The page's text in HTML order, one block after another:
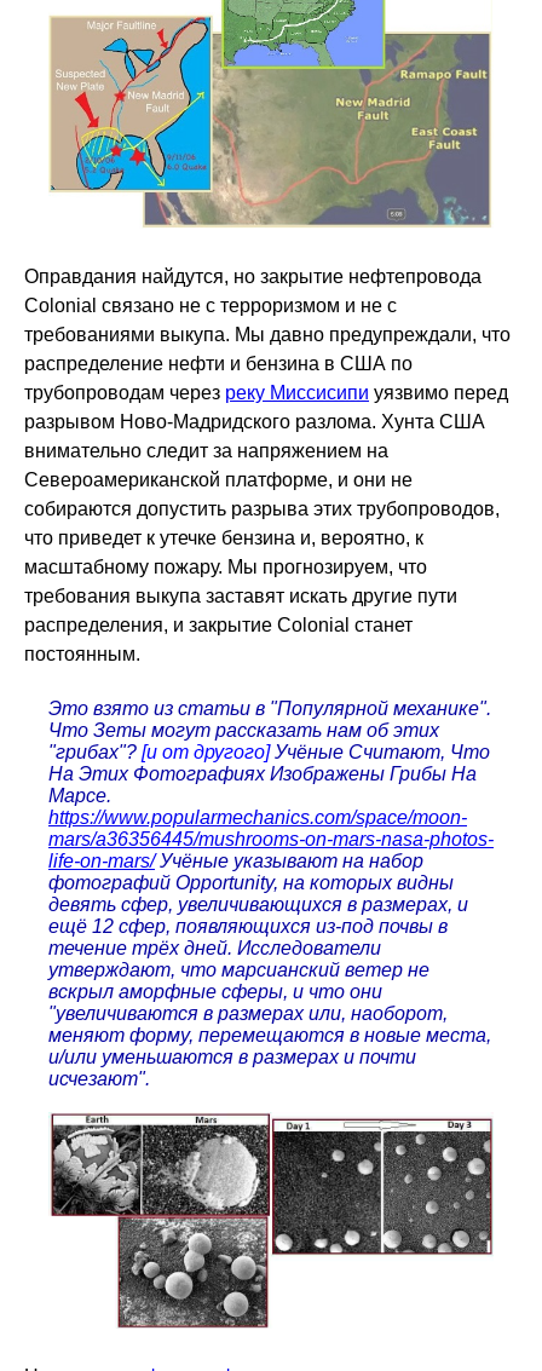
Оправдания найдутся, но закрытие нефтепровода
Colonial связано не с терроризмом и не с
требованиями выкупа. Мы давно предупреждали, что
распределение нефти и бензина в США по
трубопроводам через реку Миссисипи уязвимо перед
разрывом Ново-Мадридского разлома. Хунта США
внимательно следит за напряжением на
Североамериканской платформе, и они не
собираются допустить разрыва этих трубопроводов,
что приведет к утечке бензина и, вероятно, к
масштабному пожару. Мы прогнозируем, что
требования выкупа заставят искать другие пути
распределения, и закрытие Colonial станет
постоянным.
Это взято из статьи в "Популярной механике".
Что Зеты могут рассказать нам об этих
"грибах"? [и от другого] Учёные Считают, Что
На Этих Фотографиях Изображены Грибы На
Марсе.
https://www.popularmechanics.com/space/moon-
mars/a36356445/mushrooms-on-mars-nasa-photos-
life-on-mars/Учёные указывают на набор
фотографий Opportunity, на которых видны
девять сфер, увеличивающихся в размерах, и
ещё 12 сфер, появляющихся из-под почвы в
течение трёх дней. Исследователи
утверждают, что марсианский ветер не
вскрыл аморфные сферы, и что они
"увеличиваются в размерах или, наоборот,
меняют форму, перемещаются в новые места,
и/или уменьшаются в размерах и почти
исчезают".